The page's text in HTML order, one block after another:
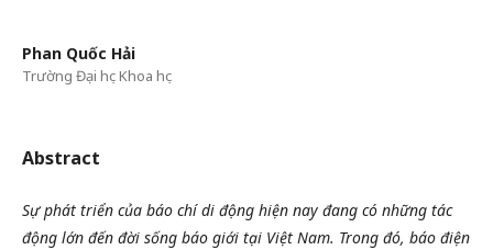
Phan Quốc Hải
Trường Đại học Khoa học
Abstract
Sự phát triển của báo chí di động hiện nay đang có những tác
động lớn đến đời sống báo giới tại Việt Nam. Trong đó, báo điện